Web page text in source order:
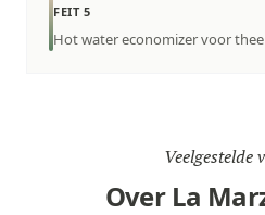
FEIT 5
Hot water economizer voor
Veelgestelde
Over La